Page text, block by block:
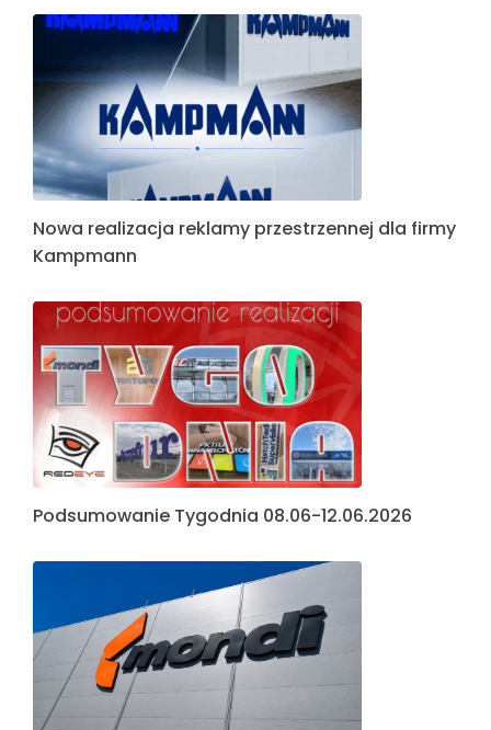
Nowa realizacja reklamy przestrzennej dla firmy
Kampmann
Podsumowanie Tygodnia 08.06-12.06.2026